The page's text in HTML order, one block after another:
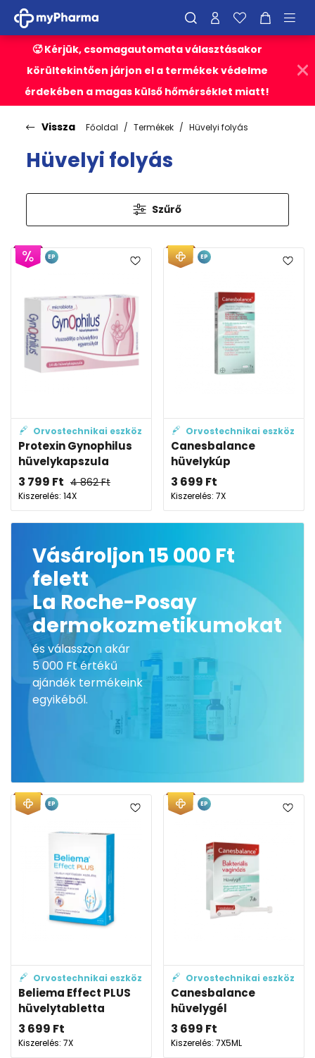
🥵 Kérjük, csomagautomata választásakor
körültekintően járjon el a termékek védelme
érdekében a magas külső hőmérséklet miatt!
Vissza Főoldal Termékek Hüvelyi folyás
Hüvelyi folyás
Szűrő
Orvostechnikai eszköz
Protexin Gynophilus
hüvelykapszula
3 799 Ft 4 862Ft
Kiszerelés: 14X
EP
Orvostechnikai eszköz
Canesbalance
hüvelykúp
3 699 Ft
Kiszerelés: 7X
EP
Vásároljon 15 000 Ft
felett
La Roche-Posay
dermokozmetikumokat
és válasszon akár
5 000 Ft értékű
ajándék termékeink
egyikéből.
Orvostechnikai eszköz
Beliema Effect PLUS
hüvelytabletta
3 699 Ft
Kiszerelés: 7X
EP
Orvostechnikai eszköz
Canesbalance
hüvelygél
3 699 Ft
Kiszerelés: 7X5ML
EP